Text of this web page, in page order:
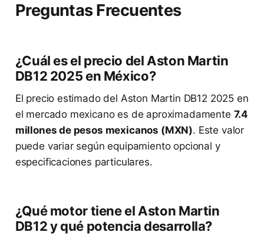
Preguntas Frecuentes
¿Cuál es el precio del Aston Martin
DB12 2025 en México?
El precio estimado del Aston Martin DB12 2025 en
el mercado mexicano es de aproximadamente 7.4
millones de pesos mexicanos (MXN). Este valor
puede variar según equipamiento opcional y
especificaciones particulares.
¿Qué motor tiene el Aston Martin
DB12 y qué potencia desarrolla?